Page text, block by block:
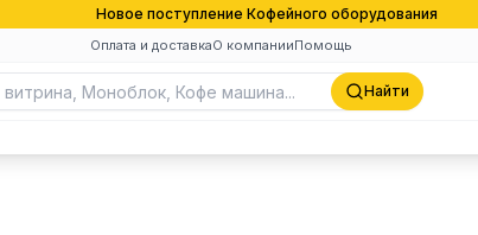
Новое поступление Кофейного оборудования
Оплата и доставкаО компанииПомощь
Найти